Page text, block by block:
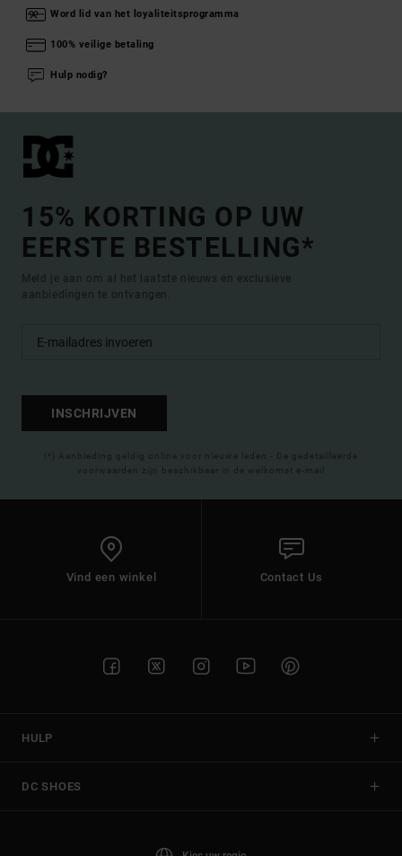
Word lid van het loyaliteitsprogramma
100% veilige betaling
Hulp nodig?
15% KORTING OP UW
EERSTE BESTELLING*
Meld je aan om al het laatste nieuws en exclusieve
aanbiedingen te ontvangen.
INSCHRIJVEN
(*) Aanbieding geldig online voor nieuwe leden - De gedetailleerde
voorwaarden zijn beschikbaar in de welkomst e-mail
Vind een winkel Contact Us
HULP
DC SHOES